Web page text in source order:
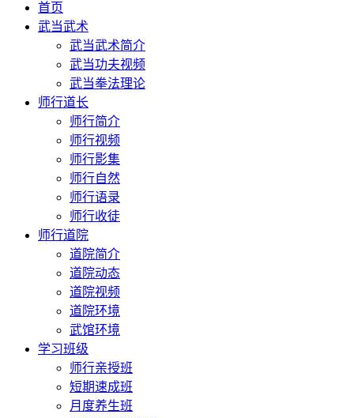
首页
武当武术
武当武术简介
武当功夫视频
武当拳法理论
师行道长
师行简介
师行视频
师行影集
师行自然
师行语录
师行收徒
师行道院
道院简介
道院动态
道院视频
道院环境
武馆环境
学习班级
师行亲授班
短期速成班
月度养生班